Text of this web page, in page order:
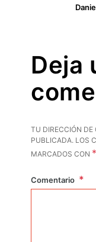
Deja
TU DIRECCIÓN DE
PUBLICADA. LOS
MARCADOS CON *
Comentario